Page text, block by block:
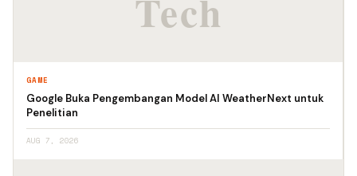
GAME
Google Buka Pengembangan Model AI WeatherNext untuk
Penelitian
AUG 7, 2026